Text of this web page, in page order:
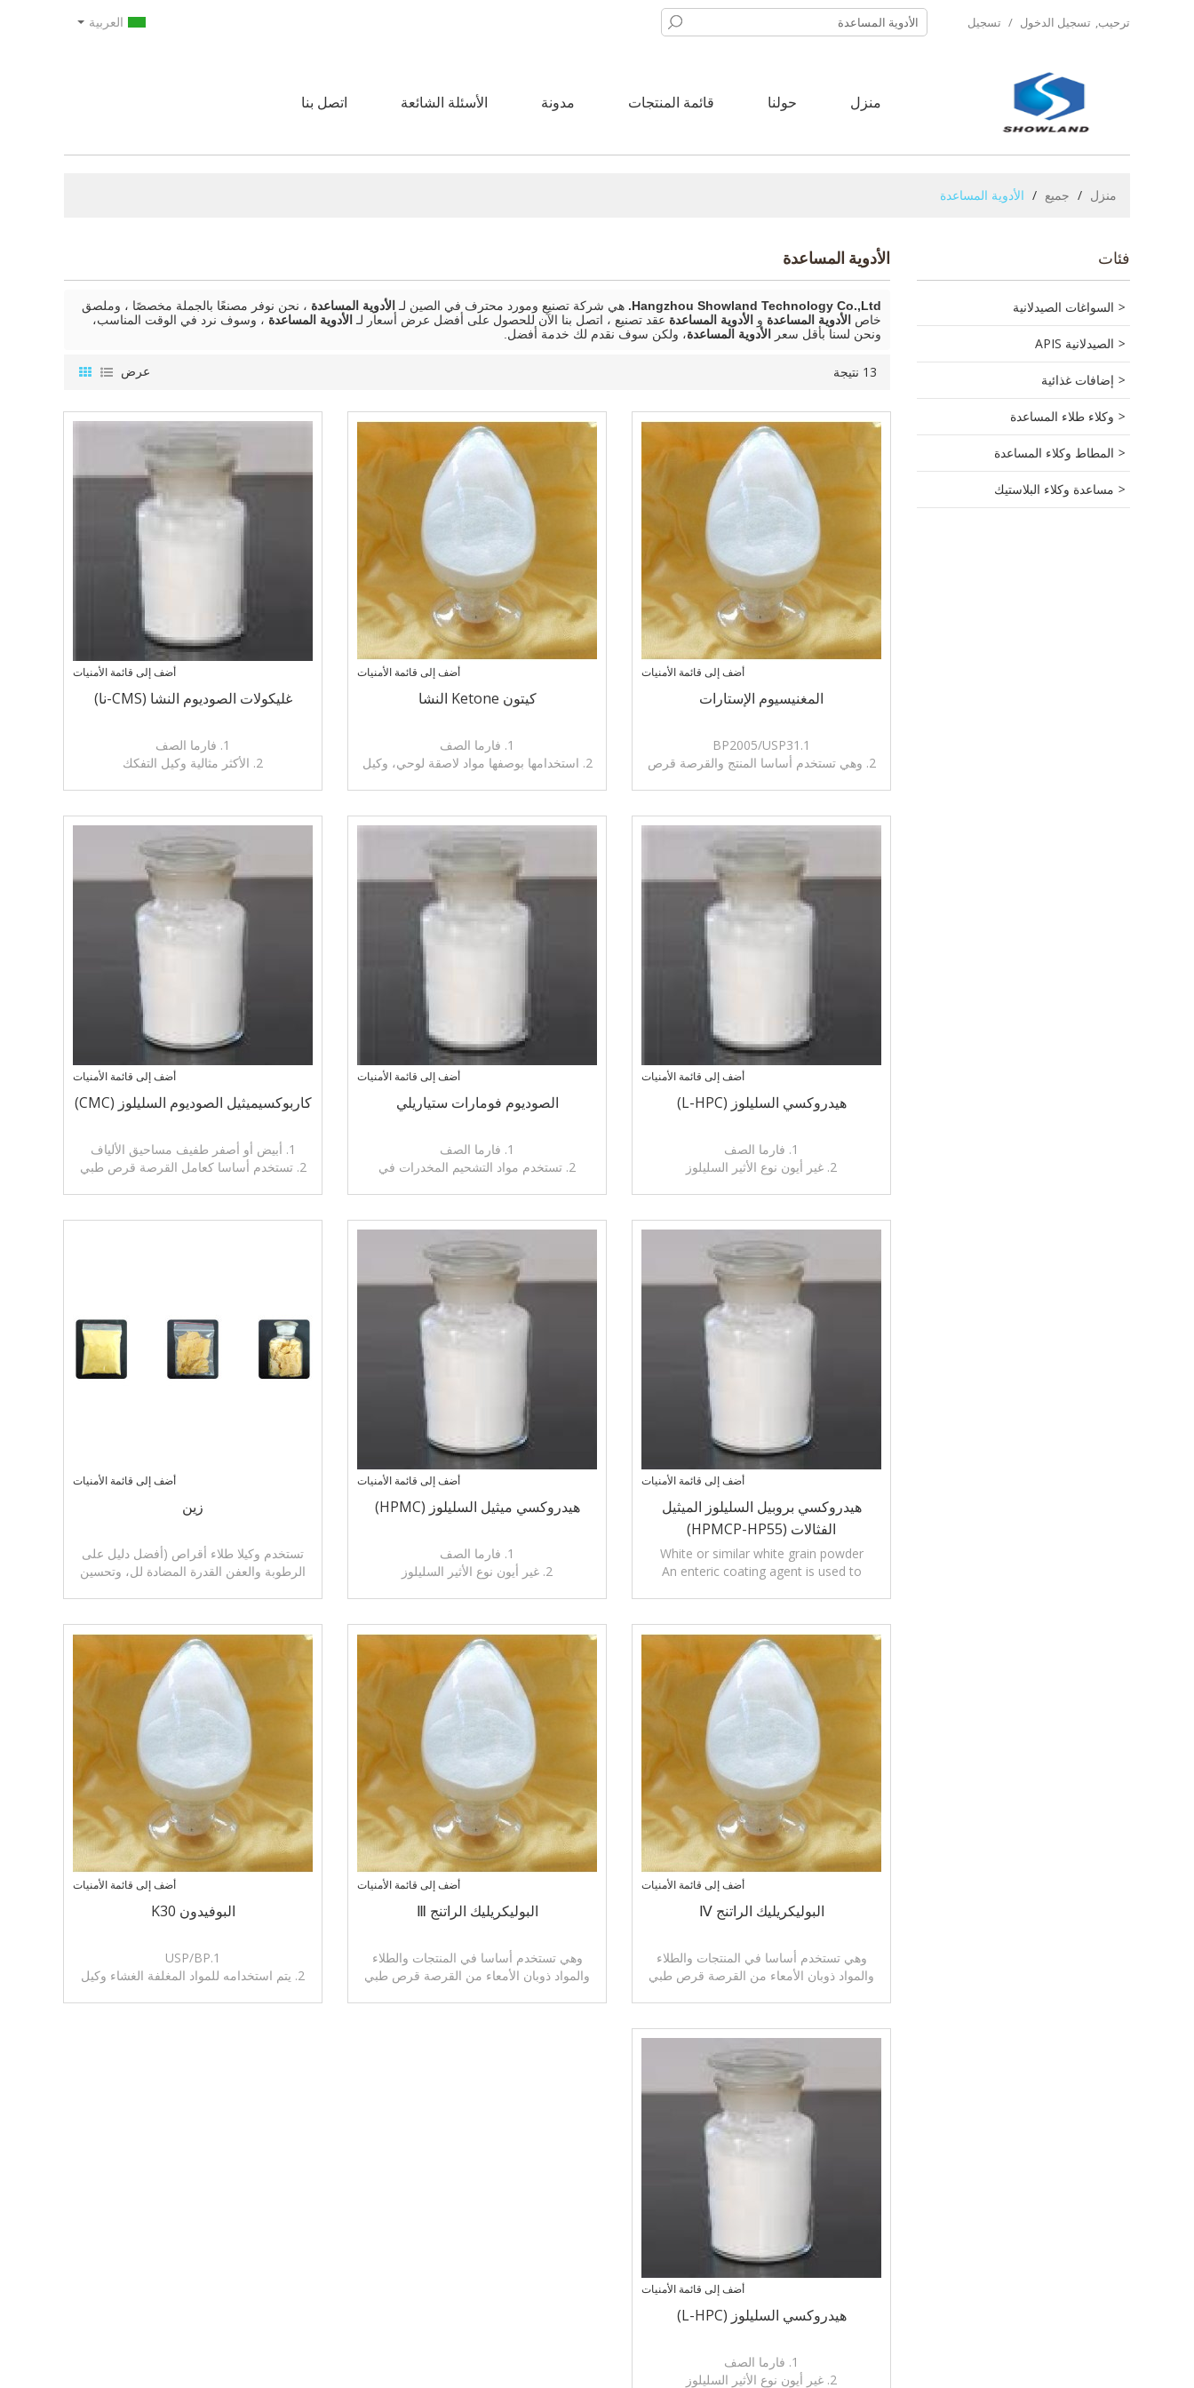
ترحيب, تسجيل الدخول / تسجيل العربية
منزل حولنا قائمة المنتجات مدونة الأسئلة الشائعة اتصل بنا
منزل / جميع / الأدوية المساعدة
فئات
السواغات الصيدلانية
الصيدلانية APIS
إضافات غذائية
وكلاء طلاء المساعدة
المطاط وكلاء المساعدة
مساعدة وكلاء البلاستيك
الأدوية المساعدة
Hangzhou Showland Technology Co.,Ltd. هي شركة تصنيع ومورد محترف في الصين لـ الأدوية المساعدة ، نحن نوفر مصنعًا بالجملة مخصصًا ، وملصق
خاص الأدوية المساعدة و الأدوية المساعدة عقد تصنيع ، اتصل بنا الآن للحصول على أفضل عرض أسعار لـ الأدوية المساعدة ، وسوف نرد في الوقت المناسب،
ونحن لسنا بأقل سعر
الأدوية المساعدة، ولكن سوف نقدم لك خدمة أفضل.
13 نتيجة عرض
أضف إلى قائمة الأمنيات
المغنيسيوم الإستارات
1.BP2005/USP31
2. وهي تستخدم أساسا المنتج والقرصة قرص
أضف إلى قائمة الأمنيات
كيتون Ketone النشا
1. فارما الصف
2. استخدامها بوصفها مواد لاصقة لوحي، وكيل
أضف إلى قائمة الأمنيات
غليكولات الصوديوم النشا (CMS-نا)
1. فارما الصف
2. الأكثر مثالية وكيل التفكك
أضف إلى قائمة الأمنيات
هيدروكسي السليلوز (L-HPC)
1. فارما الصف
2. غير أيون نوع الأثير السليلوز
أضف إلى قائمة الأمنيات
الصوديوم فومارات ستياريلي
1. فارما الصف
2. تستخدم مواد التشحيم المخدرات في
أضف إلى قائمة الأمنيات
كاربوكسيميثيل الصوديوم السليلوز (CMC)
1. أبيض أو أصفر طفيف مساحيق الألياف
2. تستخدم أساسا كعامل القرصة قرص طبي
أضف إلى قائمة الأمنيات
هيدروكسي بروبيل السليلوز الميثيل
الفثالات (HPMCP-HP55)
White or similar white grain powder
An enteric coating agent is used to
أضف إلى قائمة الأمنيات
هيدروكسي ميثيل السليلوز (HPMC)
1. فارما الصف
2. غير أيون نوع الأثير السليلوز
أضف إلى قائمة الأمنيات
زين
تستخدم وكيلا طلاء أقراص (أفضل دليل على
الرطوبة والعفن القدرة المضادة لل، وتحسين
أضف إلى قائمة الأمنيات
البوليكريليك الراتنج Ⅳ
وهي تستخدم أساسا في المنتجات والطلاء
والمواد ذوبان الأمعاء من القرصة قرص طبي
أضف إلى قائمة الأمنيات
البوليكريليك الراتنج Ⅲ
وهي تستخدم أساسا في المنتجات والطلاء
والمواد ذوبان الأمعاء من القرصة قرص طبي
أضف إلى قائمة الأمنيات
البوفيدون K30
1.USP/BP
2. يتم استخدامه للمواد المغلفة الغشاء وكيل
أضف إلى قائمة الأمنيات
هيدروكسي السليلوز (L-HPC)
1. فارما الصف
2. غير أيون نوع الأثير السليلوز